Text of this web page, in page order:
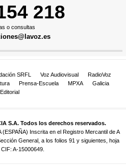
218
o consultas
SRFL Voz Audiovisual
RadioVoz
Prensa-Escuela MPXA
Galicia
Editorial
S.A. Todos los derechos reservados.
(ESPAÑA) Inscrita en el Registro Mercantil de A
General, a los folios 91 y siguientes, hoja
A-15000649.